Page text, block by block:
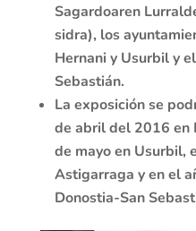
Sagardoaren
sidra), los
Hernani y Usurbil y
Sebastián.
La exposición se
de abril del 2016 en
de mayo en Usurbil,
Astigarraga y en el
Donostia-San